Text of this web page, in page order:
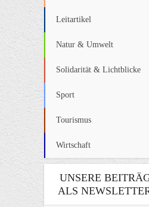
Leitartikel
Natur & Umwelt
Solidarität & Lichtblicke
Sport
Tourismus
Wirtschaft
UNSERE
ALS